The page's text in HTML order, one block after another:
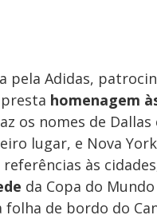
pela Adidas,
homenagem
os nomes de
lugar, e Nova
referências às
da Copa do
folha de bordo do